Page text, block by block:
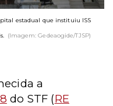
estadual que instituiu ISS
(Imagem: Gedeaogide/TJSP)
a
do STF (RE